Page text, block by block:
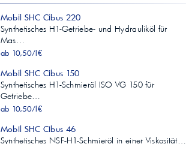
Mobil SHC Cibus 220
Synthetisches H1-Getriebe- und Hydrauliköl für
Mas…
ab 10,50/l€
Mobil SHC Cibus 150
Synthetisches H1-Schmieröl ISO VG 150 für
Getriebe…
ab 10,50/l€
Mobil SHC Cibus 46
Synthetisches NSF-H1-Schmieröl in einer Viskosität…